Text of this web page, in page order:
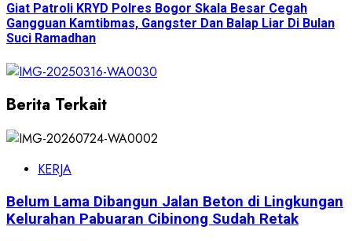
Giat Patroli KRYD Polres Bogor Skala Besar Cegah
Gangguan Kamtibmas, Gangster Dan Balap Liar Di Bulan
Suci Ramadhan
Berita Terkait
KERJA
Belum Lama Dibangun Jalan Beton di Lingkungan
Kelurahan Pabuaran Cibinong Sudah Retak